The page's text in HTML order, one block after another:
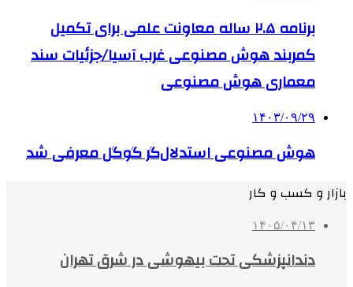
برنامه ۲.۵ ساله معاونت علمی برای تکمیل
کمربند هوش مصنوعی غرب آسیا/جزئیات سند
معماری هوش مصنوعی
۱۴۰۳/۰۹/۲۹
هوش مصنوعی استدلال‌گر گوگل معرفی شد
بازار و کسب و کار
۱۴۰۵/۰۴/۱۳
دندانپزشکی تحت بیهوشی در شرق تهران